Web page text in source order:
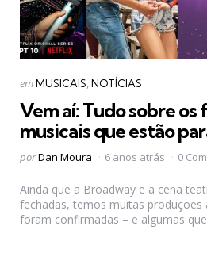
Categorias
Postado
emMUSICAIS NOTÍCIAS
Vem aí: Tudo sobre os
musicais que estão
Postado
porDan Moura 6 anos atrás 0
Ainda que a Broadway e a cena
fechadas, temos muitas produções
foram confirmadas – e algumas